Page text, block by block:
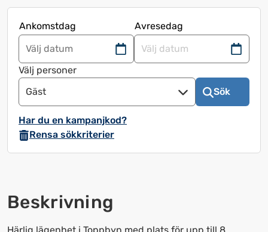
Ankomstdag
Avresedag
Navigera
framåt
för
att
kalendern
och
välja
Tryck
på
frågetecknet
Navigera
välja
frågetecknet
Välj personer
Gäst
Sök
Har du en kampanjkod?
Rensa sökkriterier
Beskrivning